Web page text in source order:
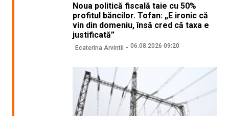
Noua politică fiscală taie cu 50%
profitul băncilor. Tofan: „E ironic că
vin din domeniu, însă cred că taxa e
justificată”
Ecaterina Arvintii 06.08.2026 09:20